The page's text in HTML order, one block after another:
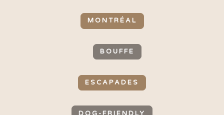
MONTRÉAL
BOUFFE
ESCAPADES